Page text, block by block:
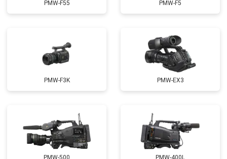
PMW-F55 PMW-F5
PMW-F3K PMW-EX3
PMW-500 PMW-400L